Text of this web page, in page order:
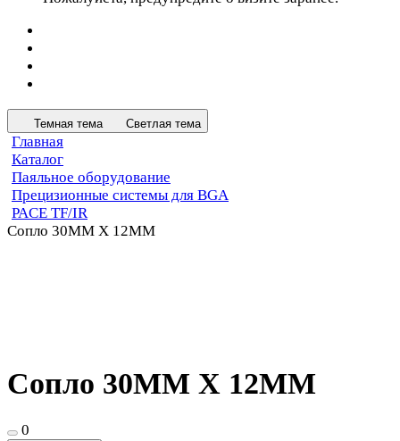
Темная тема Светлая тема
Главная
Каталог
Паяльное оборудование
Прецизионные системы для BGA
PACE TF/IR
Сопло 30MM X 12MM
Сопло 30MM X 12MM
0